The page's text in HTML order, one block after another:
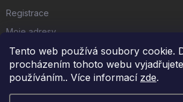
Tento web používá soubory cookie.
procházením tohoto webu
používáním.. Více informací zde.
Registrace
Moje adresy
FACEBOOK